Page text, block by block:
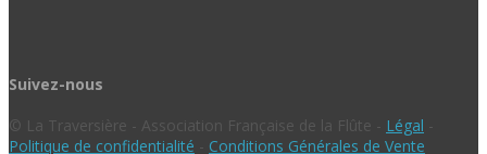
Suivez-nous
© La Traversière - Association Française de la Flûte - Légal -
Politique de confidentialité - Conditions Générales de Vente